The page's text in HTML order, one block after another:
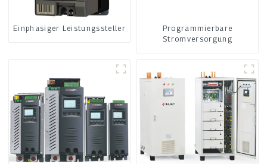
Einphasiger Leistungssteller
Programmierbare
Stromversorgung